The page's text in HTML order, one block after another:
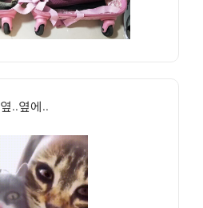
옆..옆에..